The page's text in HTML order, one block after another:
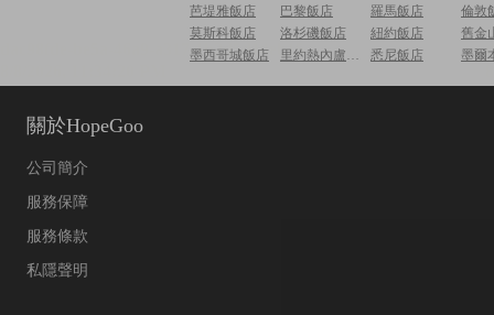
芭堤雅飯店
巴黎飯店 羅馬飯店
倫敦
莫斯科飯店
洛杉磯飯店 紐約飯店
舊金
墨西哥城飯店
里約熱內盧飯店 悉尼飯店 墨爾
關於HopeGoo
公司簡介
服務保障
服務條款
私隱聲明